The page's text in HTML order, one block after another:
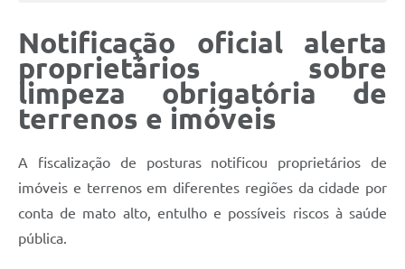
Notificação oficial alerta
proprietários sobre
limpeza obrigatória de
terrenos e imóveis
A fiscalização de posturas notificou proprietários de
imóveis e terrenos em diferentes regiões da cidade por
conta de mato alto, entulho e possíveis riscos à saúde
pública.